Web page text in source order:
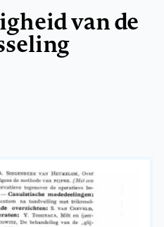
van de